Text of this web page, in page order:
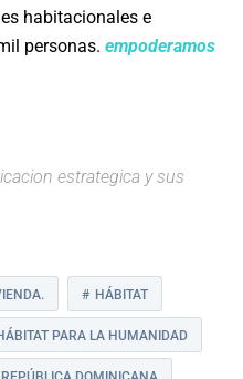
habitacionales e
personas.empoderamos
estrategica ysus
HÁBITAT
PARA LA HUMANIDAD